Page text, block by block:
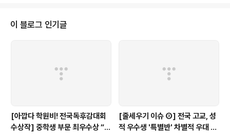
이 블로그 인기글
[아깝다 학원비! 전국독후감대회
수상작] 중학생 부문 최우수상 “학
[줄세우기 이슈 ③] 전국 고교, 성
적 우수생 '특별반' 차별적 우대 심